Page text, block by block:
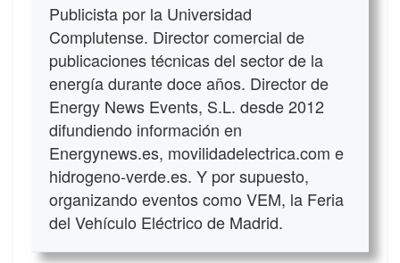
Publicista por la Universidad
Complutense. Director comercial de
publicaciones técnicas del sector de la
energía durante doce años. Director de
Energy News Events, S.L. desde 2012
difundiendo información en
Energynews.es, movilidadelectrica.com e
hidrogeno-verde.es. Y por supuesto,
organizando eventos como VEM, la Feria
del Vehículo Eléctrico de Madrid.